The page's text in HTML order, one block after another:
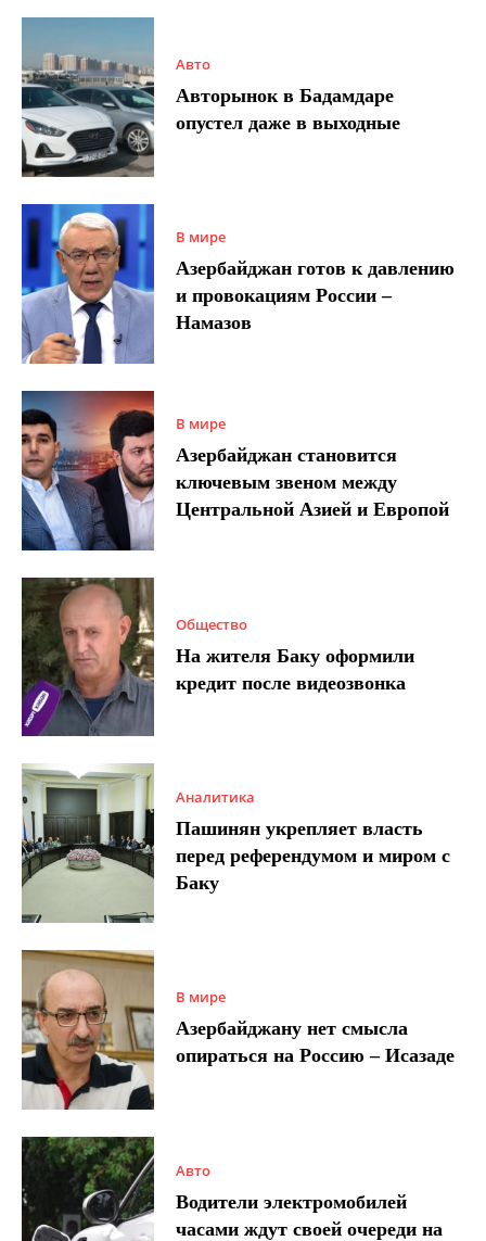
Авто
Авторынок в Бадамдаре
опустел даже в выходные
В мире
Азербайджан готов к давлению
и провокациям России –
Намазов
В мире
Азербайджан становится
ключевым звеном между
Центральной Азией и Европой
Общество
На жителя Баку оформили
кредит после видеозвонка
Аналитика
Пашинян укрепляет власть
перед референдумом и миром с
Баку
В мире
Азербайджану нет смысла
опираться на Россию – Исазаде
Авто
Водители электромобилей
часами ждут своей очереди на